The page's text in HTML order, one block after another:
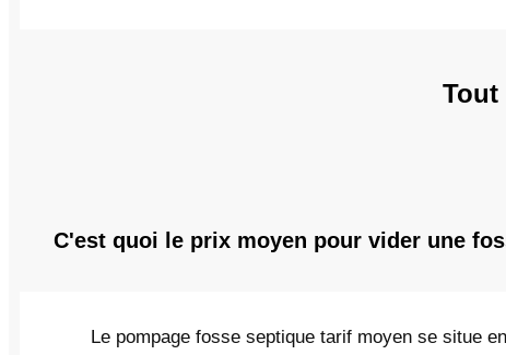
Tout
C'est quoi le prix moyen pour vider une
Le pompage fosse septique tarif moyen se situe